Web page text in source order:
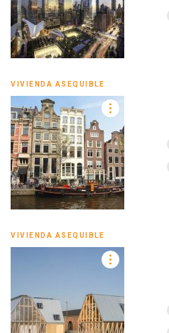
VIVIENDA ASEQUIBLE
VIVIENDA ASEQUIBLE